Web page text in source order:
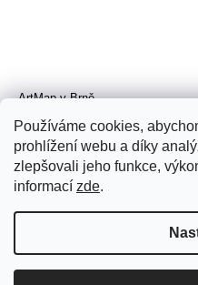
Používáme cookies,
prohlížení webu a díky
zlepšovali jeho funkce,
informací zde.
ArtMap v Brně
Radnická 4, Brno
úterý–pátek 11–19 h
sobota 14–19 h
+420 702 152 298